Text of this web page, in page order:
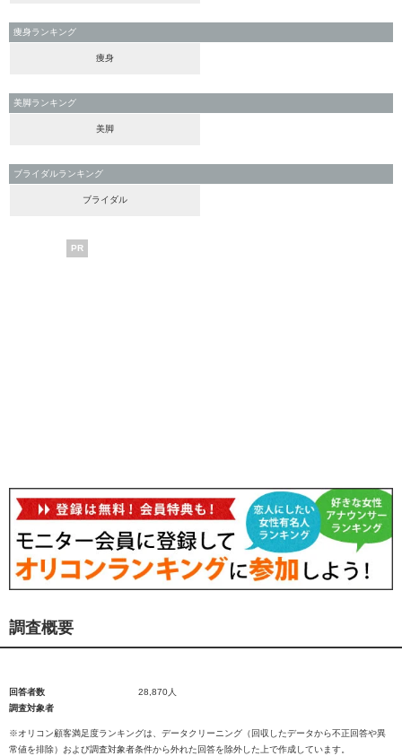
痩身ランキング
痩身
美脚ランキング
美脚
ブライダルランキング
ブライダル
PR
調査概要
回答者数
28,870人
調査対象者
※オリコン顧客満足度ランキングは、データクリーニング（回収したデータから不正回答や異
常値を排除）および調査対象者条件から外れた回答を除外した上で作成しています。